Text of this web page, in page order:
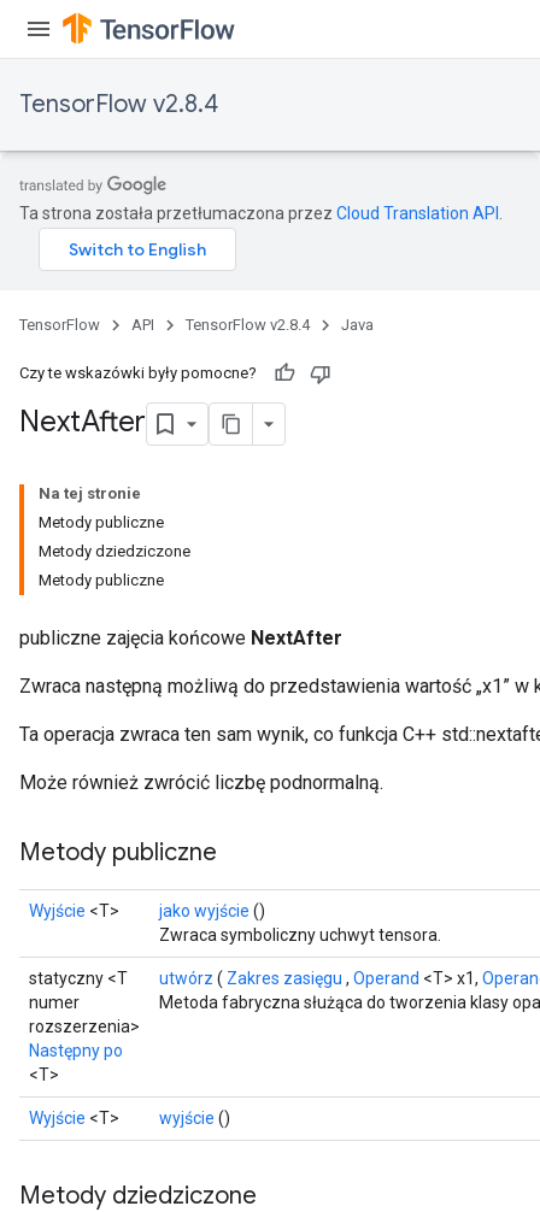
TensorFlow v2.8.4
Ta strona została przetłumaczona przez Cloud Translation API
TensorFlow API TensorFlow v2.8.4 Java
Czy te wskazówki były pomocne?
NextAfter
Na tej stronie
Metody publiczne
Metody dziedziczone
Metody publiczne
publiczne zajęcia końcowe NextAfter
Zwraca następną możliwą do przedstawienia wartość „x1” w
Ta operacja zwraca ten sam wynik, co funkcja C++
Może również zwrócić liczbę podnormalną.
Metody publiczne
Wyjście <T> jako wyjście ()
Zwraca symboliczny uchwyt tensora.
statyczny <T
numer
rozszerzenia>
Następny po
<T>
utwórz ( Zakres zasięgu , Operand <T> x1,
Metoda fabryczna służąca do tworzenia klasy
Wyjście <T> wyjście ()
Metody dziedziczone